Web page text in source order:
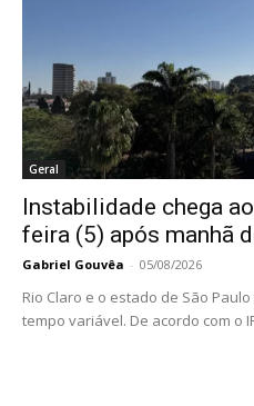
Geral
Instabilidade chega
feira (5) após manhã
Gabriel Gouvêa - 05/08/2026
Rio Claro e o estado de São
tempo variável. De acordo com o